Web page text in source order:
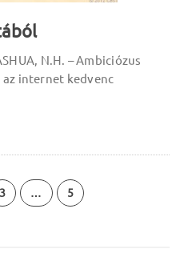
N.H. – Ambiciózus
az internet kedvenc
3 … 5